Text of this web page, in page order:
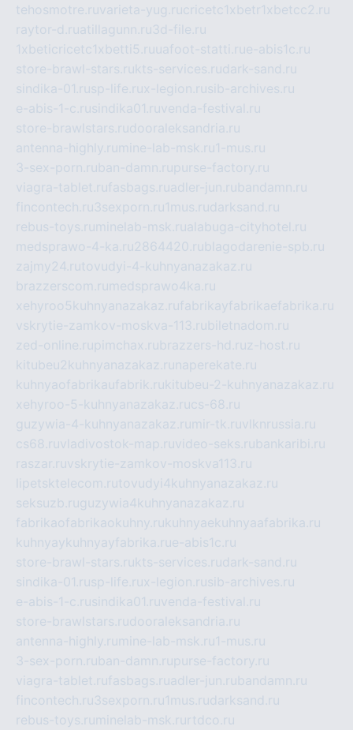
tehosmotre.ruvarieta-yug.rucricetc1xbetr1xbetcc2.ru
raytor-d.ruatillagunn.ru3d-file.ru
1xbeticricetc1xbetti5.ruuafoot-statti.rue-abis1c.ru
store-brawl-stars.rukts-services.rudark-sand.ru
sindika-01.rusp-life.rux-legion.rusib-archives.ru
e-abis-1-c.rusindika01.ruvenda-festival.ru
store-brawlstars.rudooraleksandria.ru
antenna-highly.ru mine-lab-msk.ru1-mus.ru
3-sex-porn.ruban-damn.rupurse-factory.ru
viagra-tablet.rufasbags.ruadler-jun.rubandamn.ru
fincontech.ru3sexporn.ru1mus.rudarksand.ru
rebus-toys.ru minelab-msk.rualabuga-cityhotel.ru
medsprawo-4-ka.ru2864420.rublagodarenie-spb.ru
zajmy24.rutovudyi-4-kuhnyanazakaz.ru
brazzerscom.ru medsprawo4ka.ru
xehyroo5kuhnyanazakaz.rufabrikayfabrikaefabrika.ru
vskrytie-zamkov-moskva-113.rubiletnadom.ru
zed-online.rupimchax.rubrazzers-hd.ruz-host.ru
kitubeu2kuhnyanazakaz.ru naperekate.ru
kuhnyaofabrikaufabrik.rukitubeu-2-kuhnyanazakaz.ru
xehyroo-5-kuhnyanazakaz.rucs-68.ru
guzywia-4-kuhnyanazakaz.ru mir-tk.ruvlknrussia.ru
cs68.ruvladivostok-map.ruvideo-seks.rubankaribi.ru
raszar.ruvskrytie-zamkov-moskva113.ru
lipetsktelecom.rutovudyi4kuhnyanazakaz.ru
seksuzb.ruguzywia4kuhnyanazakaz.ru
fabrikaofabrikaokuhny.rukuhnyaekuhnyaafabrika.ru
kuhnyaykuhnyayfabrika.rue-abis1c.ru
store-brawl-stars.rukts-services.rudark-sand.ru
sindika-01.rusp-life.rux-legion.rusib-archives.ru
e-abis-1-c.rusindika01.ruvenda-festival.ru
store-brawlstars.rudooraleksandria.ru
antenna-highly.ru mine-lab-msk.ru1-mus.ru
3-sex-porn.ruban-damn.rupurse-factory.ru
viagra-tablet.rufasbags.ruadler-jun.rubandamn.ru
fincontech.ru3sexporn.ru1mus.rudarksand.ru
rebus-toys.ru minelab-msk.ru rtdco.ru